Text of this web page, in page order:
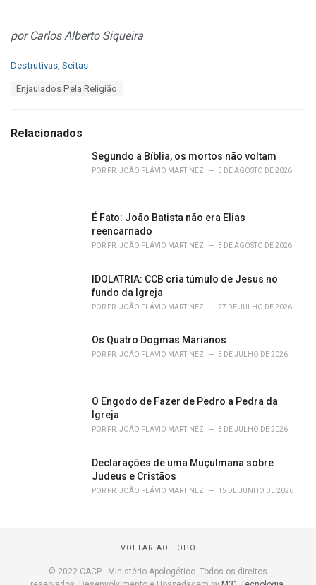
por Carlos Alberto Siqueira
C
o
r
Destrutivas Seitas
:
Enjaulados Pela Religião
Relacionados
Segundo a Bíblia, os mortos não voltam
POR PR. JOÃO FLÁVIO MARTINEZ 5 DE AGOSTO DE 2026
É Fato: João Batista não era Elias
reencarnado
POR PR. JOÃO FLÁVIO MARTINEZ 3 DE AGOSTO DE 2026
IDOLATRIA: CCB cria túmulo de Jesus no
fundo da Igreja
POR PR. JOÃO FLÁVIO MARTINEZ 27 DE JULHO DE 2026
Os Quatro Dogmas Marianos
POR PR. JOÃO FLÁVIO MARTINEZ 5 DE JULHO DE 2026
O Engodo de Fazer de Pedro a Pedra da
Igreja
POR PR. JOÃO FLÁVIO MARTINEZ 3 DE JULHO DE 2026
Declarações de uma Muçulmana sobre
Judeus e Cristãos
POR PR. JOÃO FLÁVIO MARTINEZ 15 DE JUNHO DE 2026
VOLTAR AO TOPO
© 2022 CACP - Ministério Apologético. Todos os direitos